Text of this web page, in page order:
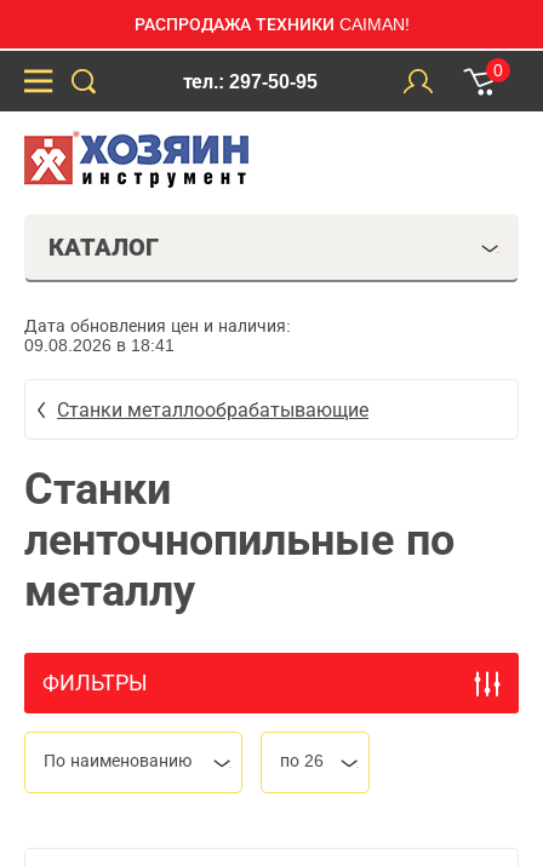
РАСПРОДАЖА ТЕХНИКИ CAIMAN!
тел.: 297-50-95
0
КАТАЛОГ
Дата обновления цен и наличия:
09.08.2026 в 18:41
Станки металлообрабатывающие
Станки
ленточнопильные по
металлу
ФИЛЬТРЫ
По наименованию по 26